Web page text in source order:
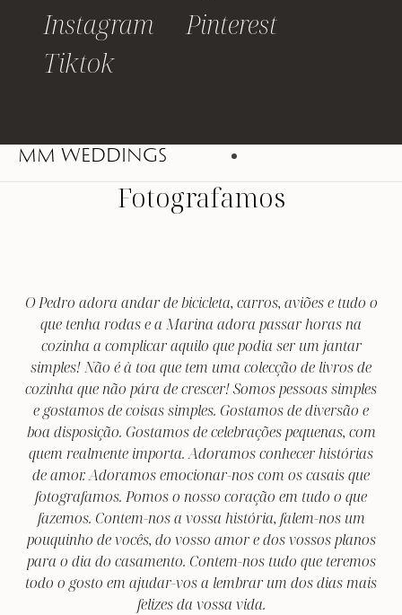
Instagram
Pinterest
Tiktok
MM WEDDINGS
Fotografamos
O Pedro adora andar de bicicleta, carros, aviões e tudo o
que tenha rodas e a Marina adora passar horas na
cozinha a complicar aquilo que podia ser um jantar
simples! Não é à toa que tem uma colecção de livros de
cozinha que não pára de crescer! Somos pessoas simples
e gostamos de coisas simples. Gostamos de diversão e
boa disposição. Gostamos de celebrações pequenas, com
quem realmente importa. Adoramos conhecer histórias
de amor. Adoramos emocionar-nos com os casais que
fotografamos. Pomos o nosso coração em tudo o que
fazemos. Contem-nos a vossa história, falem-nos um
pouquinho de vocês, do vosso amor e dos vossos planos
para o dia do casamento. Contem-nos tudo que teremos
todo o gosto em ajudar-vos a lembrar um dos dias mais
felizes da vossa vida.